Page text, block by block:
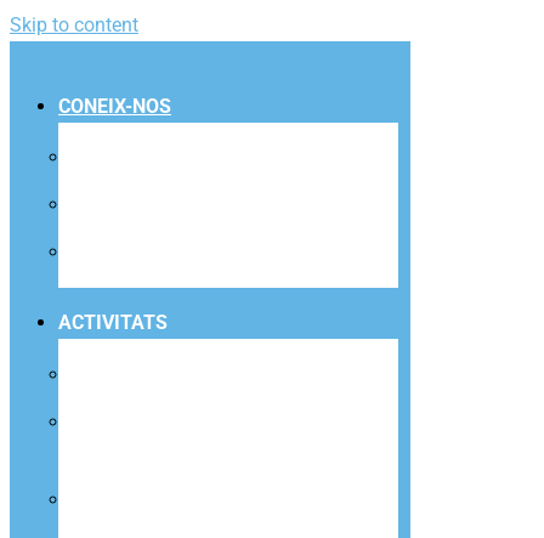
Skip to content
CONEIX-NOS
ACTIVITATS